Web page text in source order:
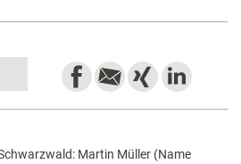
Martin Müller (Name